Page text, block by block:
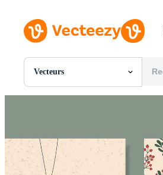
Vecteurs
Toutes Images
SVGs
Modèles
Vecteurs
Vidéos